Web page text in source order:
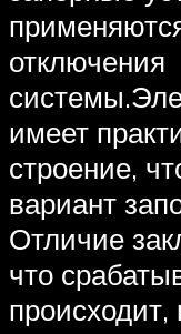
отключения
имеет
строение,
вариант
Отличие
что
происходит,